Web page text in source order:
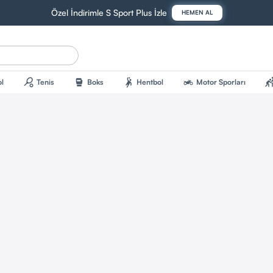
Özel İndirimle S Sport Plus İzle HEMEN AL
sports_tennis Tenis sports_mma Boks sports_handball Hentbol two_wheeler Motor Sporları